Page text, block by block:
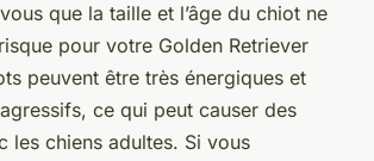
que la taille et l’âge du chiot ne
pour votre Golden Retriever
peuvent être très énergiques et
ce qui peut causer des
les chiens adultes. Si vous